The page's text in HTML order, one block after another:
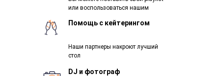
или воспользоваться нашим
Помощь с кейтерингом
Наши партнеры накроют лучший
стол
DJ и фотограф